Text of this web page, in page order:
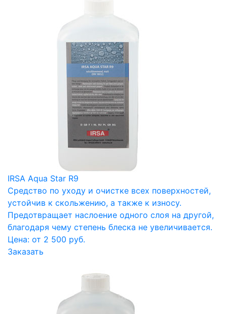
IRSA Aqua Star R9
Средство по уходу и очистке всех поверхностей,
устойчив к скольжению, а также к износу.
Предотвращает наслоение одного слоя на другой,
благодаря чему степень блеска не увеличивается.
Цена: от 2 500 руб.
Заказать